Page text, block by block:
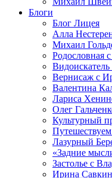
Блоги
Блог Лицея
Алла
Михаил
Родословная
Вернисаж с
Валентина
Лариса
Олег
Культурный
Лазурный
«Задние
Застолье с
Ирина